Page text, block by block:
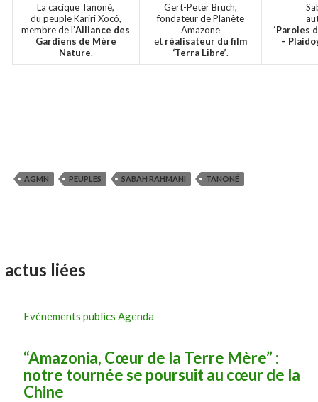
La cacique Tanoné,
du peuple Kariri Xocó,
membre de l’Alliance des
Gardiens de Mère
Nature.
Gert-Peter Bruch,
fondateur de Planète
Amazone
et réalisateur du film
‘Terra Libre’.
‘Paroles
–
AGMN PEUPLES SABAH RAHMANI TANONÉ
actus liées
Evénements publics Agenda
“Amazonia, Cœur de la Terre Mère” :
notre tournée se poursuit au cœur de la
Chine